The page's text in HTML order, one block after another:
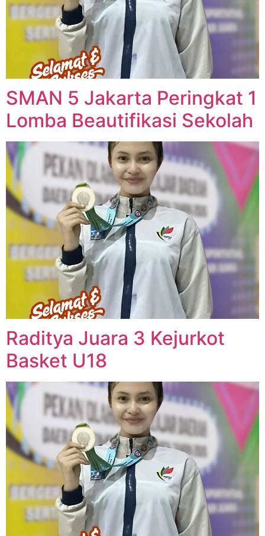
SMAN 5 Jakarta Peringkat 1
Lomba Beautifikasi Sekolah
Raditya Juara 3 Kejurkot
Basket U18